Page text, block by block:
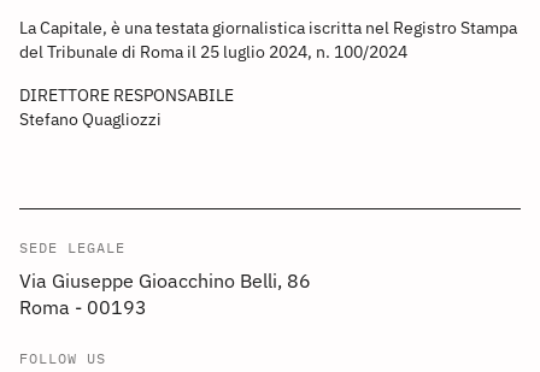
La Capitale, è una testata giornalistica iscritta nel Registro Stampa
del Tribunale di Roma il 25 luglio 2024, n. 100/2024
DIRETTORE RESPONSABILE
Stefano Quagliozzi
SEDE LEGALE
Via Giuseppe Gioacchino Belli, 86
Roma - 00193
FOLLOW US